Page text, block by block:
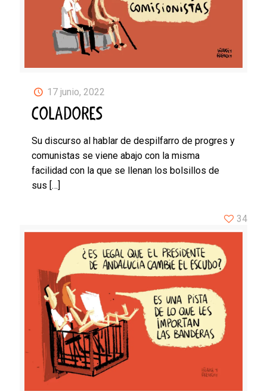
17 junio, 2022
COLADORES
Su discurso al hablar de despilfarro de progres y
comunistas se viene abajo con la misma
facilidad con la que se llenan los bolsillos de
sus […]
34